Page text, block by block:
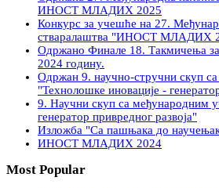
ИНОСТ МЛАДИХ 2025
Конкурс за учешће на 27.
стваралаштва "ИНОСТ МЛАДИХ
Oдржано Финале 18. Такмичења
2024 годину.
Одржан 9. научнo-стручни скуп
"Технолошке иновације -
9. Научни скуп са међународним
генератор привредног развоја"
Изложба "Са пашњака до
ИНОСТ МЛАДИХ 2024
Most Popular